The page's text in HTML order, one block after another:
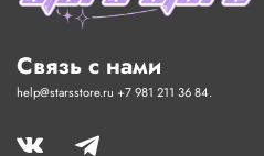
Связь с нами
help@starsstore.ru +7 981 211 36 84.